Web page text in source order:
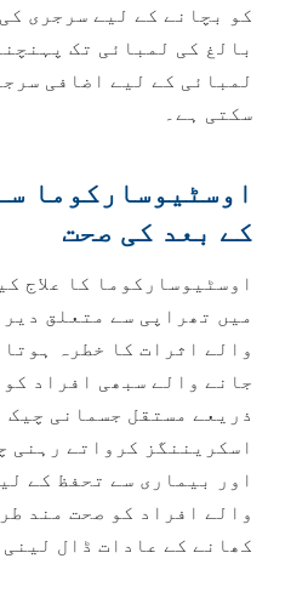
کو بچانے کے لیے سرجری
بالغ کی لمبائی تک
لمبائی کے لیے اضافی
سکتی ہے۔
اوسٹیوسارکوما
کے بعد کی صحت
اوسٹیوسارکوما کا علاج
میں تھراپی سے متعلق
والے اثرات کا خطرہ
جانے والے سبھی افراد
ذریعے مستقل جسمانی چیک
اسکریننگز کرواتے رہنی
اور بیماری سے تحفظ کے
والے افراد کو صحت مند
کھانے کے عادات ڈال لینی